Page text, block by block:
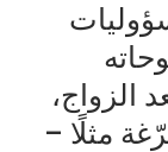
الزواج،
مثلًا –